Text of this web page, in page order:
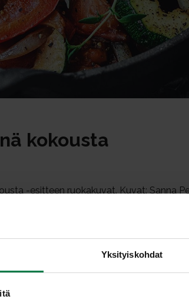
Yksityiskohdat
kokousta
-esitteen ruokakuvat. Kuvat: Sanna